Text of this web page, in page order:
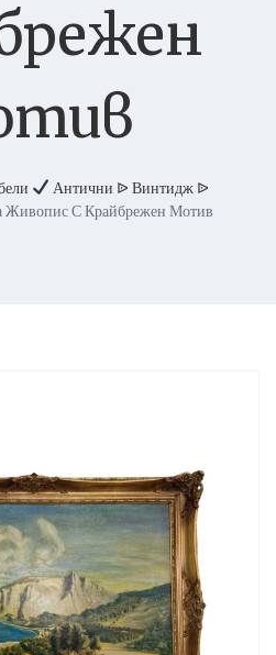
Антични ᐉ Винтидж ᐉ
Живопис С Крайбрежен Мотив